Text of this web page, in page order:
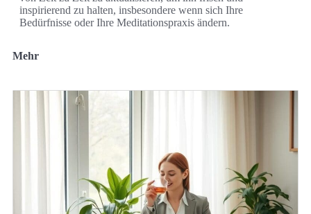
inspirierend zu halten, insbesondere wenn sich Ihre
Bedürfnisse oder Ihre Meditationspraxis ändern.
Mehr